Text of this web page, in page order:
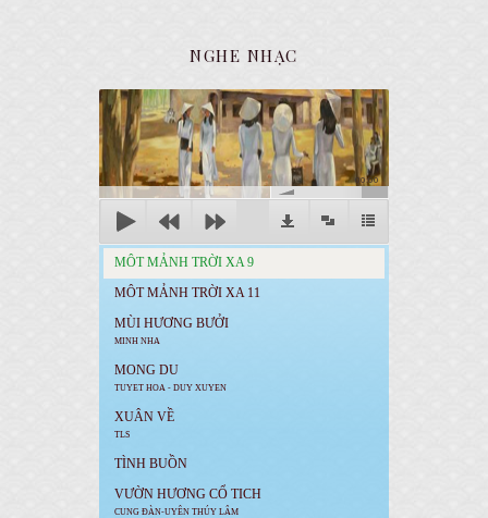
NGHE NHẠC
00:00
MÔT MẢNH TRỜI XA 9
MÔT MẢNH TRỜI XA 11
MÙI HƯƠNG BƯỞI
MINH NHA
MONG DU
TUYET HOA - DUY XUYEN
XUÂN VỀ
TLS
TÌNH BUỒN
VƯỜN HƯƠNG CỔ TICH
CUNG ĐÀN-UYÊN THÚY LÂM